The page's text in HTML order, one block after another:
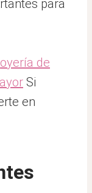
para
de
Si
en